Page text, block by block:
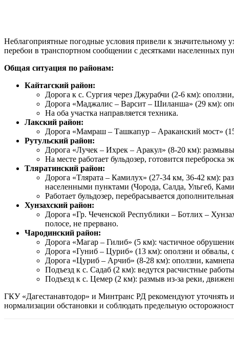
Неблагоприятные погодные условия привели к
перебои в транспортном сообщении с десятками населенных
Общая ситуация по районам:
Кайтагский район:
Дорога к с. Сургия через Джурабчи (2-6 км):
Дорога «Маджалис – Варсит – Шиланша» (29 км):
На оба участка направляется техника.
Лакский район:
Дорога «Мамраш – Ташкапур – Араканский мост»
Рутульский район:
Дорога «Лучек – Ихрек – Аракул» (8-20 км):
На месте работает бульдозер, готовится переброска
Тляратинский район:
Дорога «Тлярата – Камилух» (27-34 км, 36-42 км):
населенными пунктами (Чорода, Салда, Ульгеб,
Работает бульдозер, перебрасывается
Хунзахский район:
Дорога «Гр. Чеченской Республики – Ботлих –
полосе, не прервано.
Чародинский район:
Дорога «Магар – Гилиб» (5 км): частичное
Дорога «Гуниб – Цуриб» (13 км): оползни и обвалы,
Дорога «Цуриб – Арчиб» (8-28 км): оползни,
Подъезд к с. Садаб (2 км): ведутся расчистные
Подъезд к с. Цемер (2 км): размыв из-за реки,
ГКУ «Дагестанавтодор» и Минтранс РД рекомендуют уточнять
нормализации обстановки и соблюдать предельную